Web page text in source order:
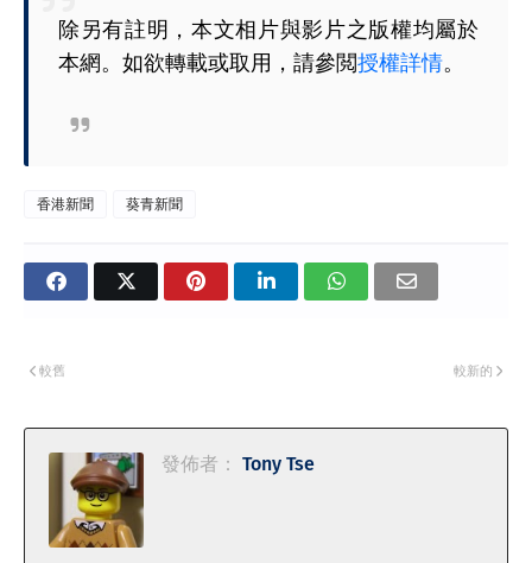
除另有註明，本文相片與影片之版權均屬於
本網。如欲轉載或取用，請參閲授權詳情。
香港新聞 葵青新聞
較新的
較舊
發佈者： Tony Tse